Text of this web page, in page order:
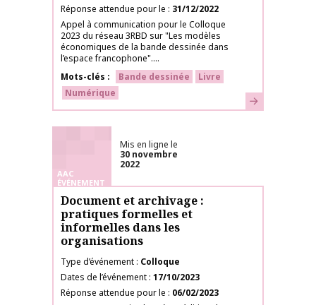
Réponse attendue pour le
31/12/2022
Appel à communication pour le Colloque
2023 du réseau 3RBD sur "Les modèles
économiques de la bande dessinée dans
l’espace francophone"....
Mots-clés
Bande dessinée
Livre
Numérique
En savoir plus
AAC
ÉVÉNEMENT
Mis en ligne le
30 novembre
2022
Document et archivage :
pratiques formelles et
informelles dans les
organisations
Type d’événement Colloque
Dates de l’événement 17/10/2023
Réponse attendue pour le
06/02/2023